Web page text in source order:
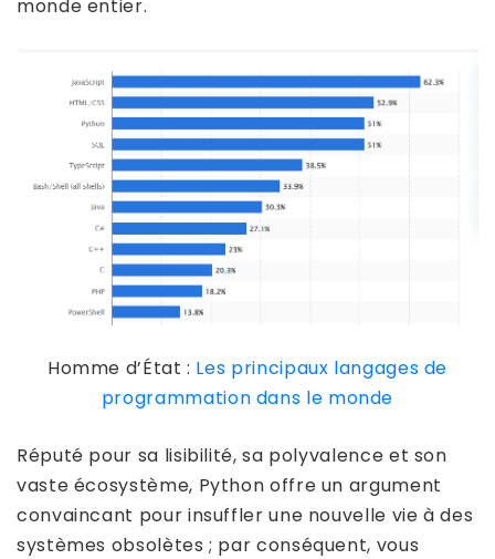
monde entier.
Homme d’État : Les principaux langages de
programmation dans le monde
Réputé pour sa lisibilité, sa polyvalence et son
vaste écosystème, Python offre un argument
convaincant pour insuffler une nouvelle vie à des
systèmes obsolètes ; par conséquent, vous